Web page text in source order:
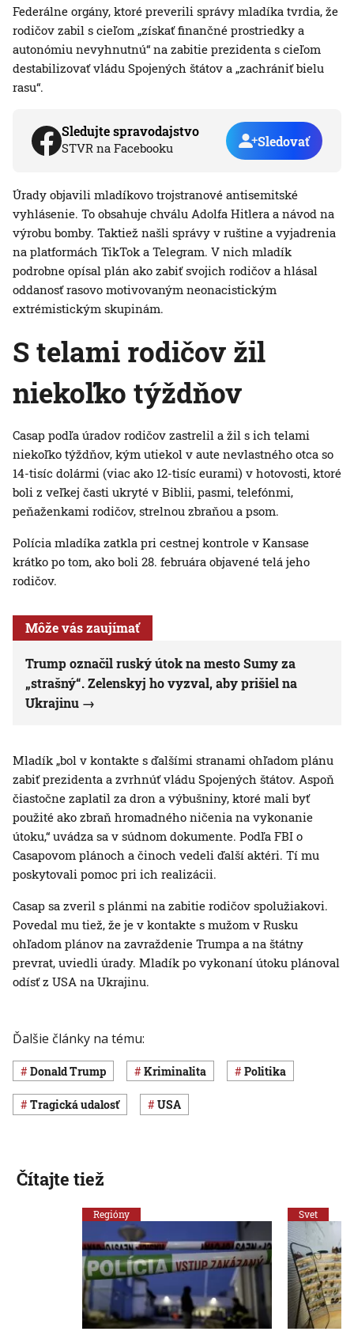
Federálne orgány, ktoré preverili správy mladíka tvrdia, že
rodičov zabil s cieľom „získať finančné prostriedky a
autonómiu nevyhnutnú“ na zabitie prezidenta s cieľom
destabilizovať vládu Spojených štátov a „zachrániť bielu
rasu“.
Sledujte spravodajstvo
STVR na Facebooku Sledovať
Úrady objavili mladíkovo trojstranové antisemitské
vyhlásenie. To obsahuje chválu Adolfa Hitlera a návod na
výrobu bomby. Taktiež našli správy v ruštine a vyjadrenia
na platformách TikTok a Telegram. V nich mladík
podrobne opísal plán ako zabiť svojich rodičov a hlásal
oddanosť rasovo motivovaným neonacistickým
extrémistickým skupinám.
S telami rodičov žil
niekoľko týždňov
Casap podľa úradov rodičov zastrelil a žil s ich telami
niekoľko týždňov, kým utiekol v aute nevlastného otca so
14-tisíc dolármi (viac ako 12-tisíc eurami) v hotovosti, ktoré
boli z veľkej časti ukryté v Biblii, pasmi, telefónmi,
peňaženkami rodičov, strelnou zbraňou a psom.
Polícia mladíka zatkla pri cestnej kontrole v Kansase
krátko po tom, ako boli 28. februára objavené telá jeho
rodičov.
Môže vás zaujímať
Trump označil ruský útok na mesto Sumy za
„strašný“. Zelenskyj ho vyzval, aby prišiel na
Ukrajinu
Mladík „bol v kontakte s ďalšími stranami ohľadom plánu
zabiť prezidenta a zvrhnúť vládu Spojených štátov. Aspoň
čiastočne zaplatil za dron a výbušniny, ktoré mali byť
použité ako zbraň hromadného ničenia na vykonanie
útoku,“ uvádza sa v súdnom dokumente. Podľa FBI o
Casapovom plánoch a činoch vedeli ďalší aktéri. Tí mu
poskytovali pomoc pri ich realizácii.
Casap sa zveril s plánmi na zabitie rodičov spolužiakovi.
Povedal mu tiež, že je v kontakte s mužom v Rusku
ohľadom plánov na zavraždenie Trumpa a na štátny
prevrat, uviedli úrady. Mladík po vykonaní útoku plánoval
odísť z USA na Ukrajinu.
Ďalšie články na tému:
Donald Trump Kriminalita Politika
Tragická udalosť USA
Čítajte tiež
Regióny Svet